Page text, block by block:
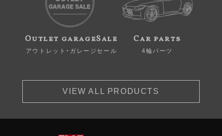
Outlet garageSale
アウトレット・ガレージセール
Car parts
4輪パーツ
VIEW ALL PRODUCTS